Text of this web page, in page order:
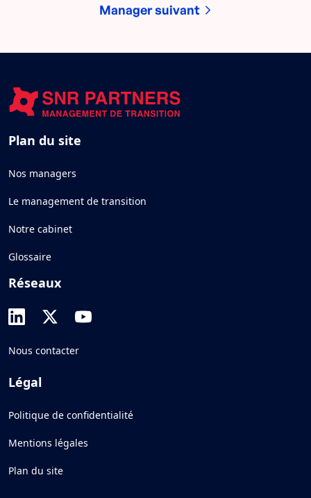
Manager suivant
Plan du site
Nos managers
Le management de transition
Notre cabinet
Glossaire
Réseaux
Nous contacter
Légal
Politique de confidentialité
Mentions légales
Plan du site